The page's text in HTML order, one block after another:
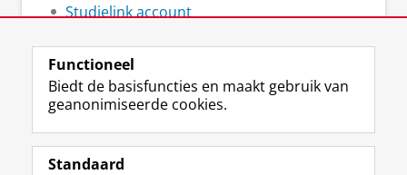
Studielink account
Volg de RUG
F
a
L
i
R
S
I
n
Y
o
Functioneel
Biedt de basisfuncties en maakt gebruik van
geanonimiseerde cookies.
Standaard